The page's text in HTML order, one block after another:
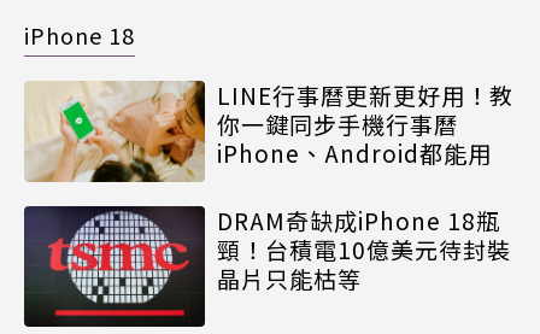
iPhone 18
LINE行事曆更新更好用！教
你一鍵同步手機行事曆
iPhone、Android都能用
DRAM奇缺成iPhone 18瓶
頸！台積電10億美元待封裝
晶片只能枯等